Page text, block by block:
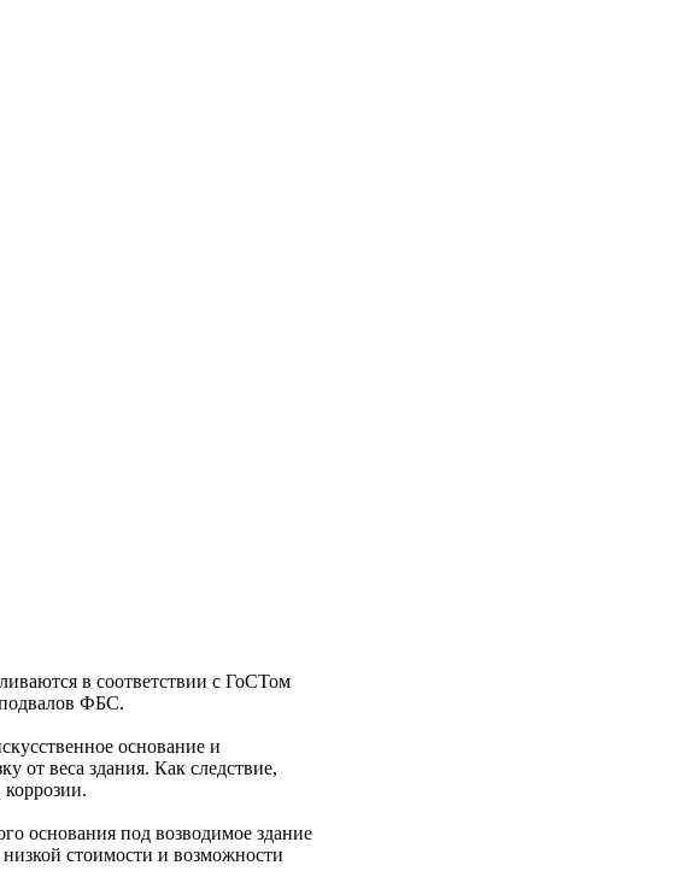
в соответствии с ГоСТом
подвалов ФБС.
основание и
от веса здания. Как следствие,
основания под возводимое здание
стоимости и возможности